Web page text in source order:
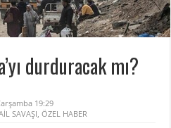
durduracak mı?
19:29
SAVAŞI ,ÖZEL HABER